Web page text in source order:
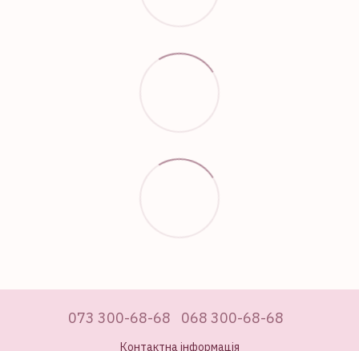
073 300-68-68 068 300-68-68
Контактна інформація